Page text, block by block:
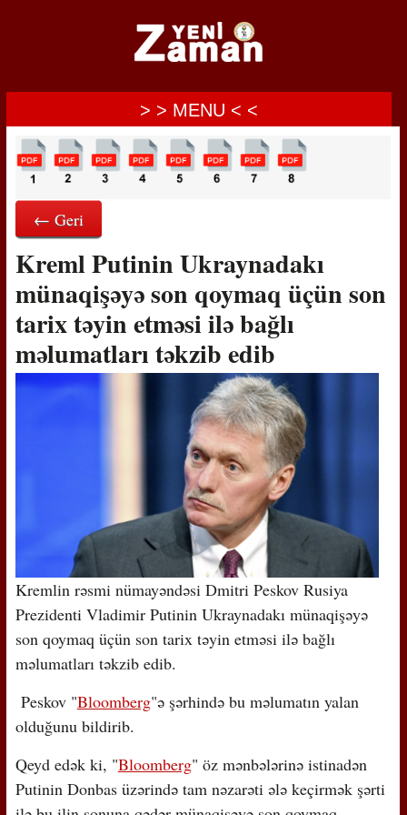
> > MENU < <
← Geri
Kreml Putinin Ukraynadakı
münaqişəyə son qoymaq üçün son
tarix təyin etməsi ilə bağlı
məlumatları təkzib edib
Kremlin rəsmi nümayəndəsi Dmitri Peskov Rusiya
Prezidenti Vladimir Putinin Ukraynadakı münaqişəyə
son qoymaq üçün son tarix təyin etməsi ilə bağlı
məlumatları təkzib edib.
Peskov "Bloomberg"ə şərhində bu məlumatın yalan
olduğunu bildirib.
Qeyd edək ki, "Bloomberg" öz mənbələrinə istinadən
Putinin Donbas üzərində tam nəzarəti ələ keçirmək şərti